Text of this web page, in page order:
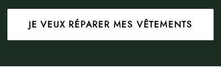
JE VEUX RÉPARER MES VÊTEMENTS